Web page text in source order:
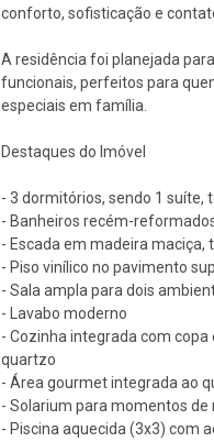
conforto, sofisticação e
A residência foi planejada
funcionais, perfeitos para
especiais em família.
Destaques do Imóvel
- 3 dormitórios, sendo 1
- Banheiros recém-
- Escada em madeira
- Piso vinílico no pavimento
- Sala ampla para dois
- Lavabo moderno
- Cozinha integrada com
quartzo
- Área gourmet integrada ao
- Solarium para momentos de
- Piscina aquecida (3x3) com